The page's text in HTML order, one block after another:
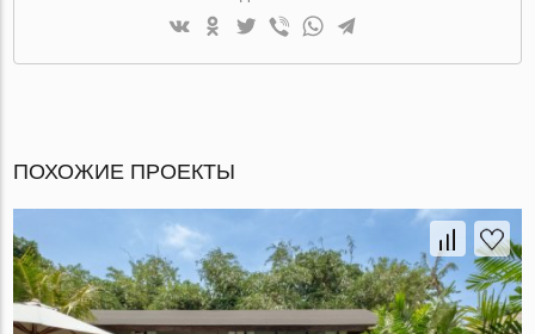
ПОХОЖИЕ ПРОЕКТЫ